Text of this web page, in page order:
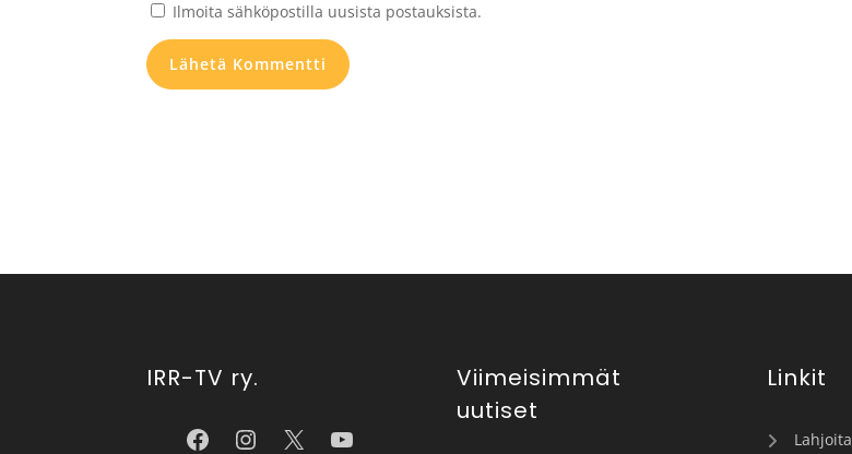
Ilmoita sähköpostilla uusista postauksista.
IRR-TV ry.
Viimeisimmät
uutiset
Linkit
Lahjoita